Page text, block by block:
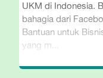
UKM di Indonesia.
bahagia dari
Bantuan untuk
yang m...